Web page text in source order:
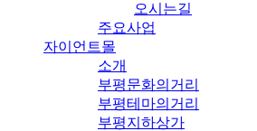
오시는길
주요사업
자이언트몰
소개
부평문화의거리
부평테마의거리
부평지하상가